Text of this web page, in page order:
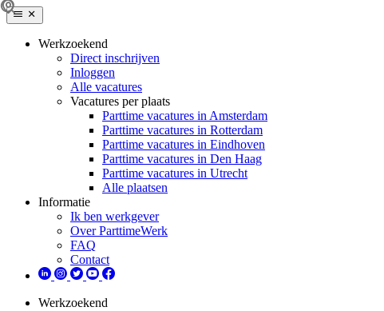
Werkzoekend
Direct inschrijven
Inloggen
Alle vacatures
Vacatures per plaats
Parttime vacatures in Amsterdam
Parttime vacatures in Rotterdam
Parttime vacatures in Eindhoven
Parttime vacatures in Den Haag
Parttime vacatures in Utrecht
Alle plaatsen
Informatie
Ik ben werkgever
Over ParttimeWerk
FAQ
Contact
Werkzoekend